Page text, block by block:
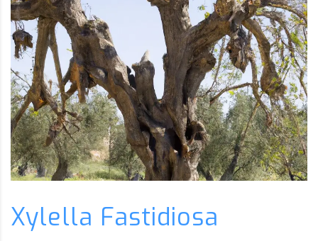
Xylella Fastidiosa